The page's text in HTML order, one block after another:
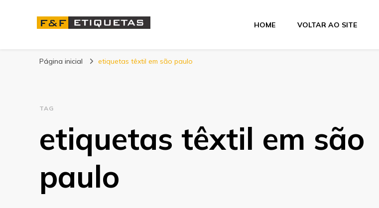
Blog | F&F Etiquetas
HOME VOLTAR AO SITE
Página inicial etiquetas têxtil em são paulo
TAG
etiquetas têxtil em são
paulo